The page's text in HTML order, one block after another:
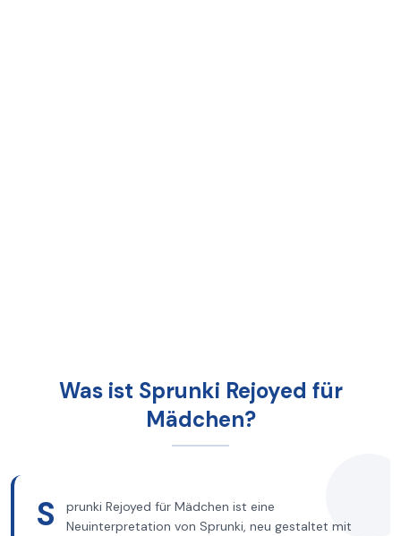
Was ist Sprunki Rejoyed für
Mädchen?
S
prunki Rejoyed für Mädchen ist eine
Neuinterpretation von Sprunki, neu gestaltet mit